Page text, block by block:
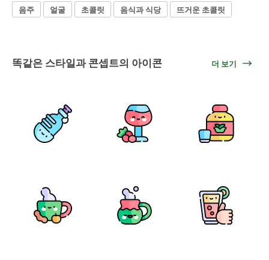
음주 얼굴 초콜릿 음식과 식당 뜨거운 초콜릿
똑같은 스타일과 콘셉트의 아이콘 더 보기